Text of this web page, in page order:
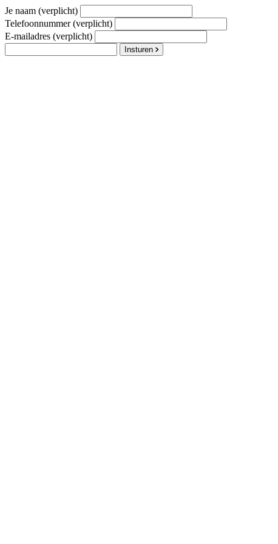
Je naam (verplicht)
Telefoonnummer (verplicht)
E-mailadres (verplicht)
Insturen